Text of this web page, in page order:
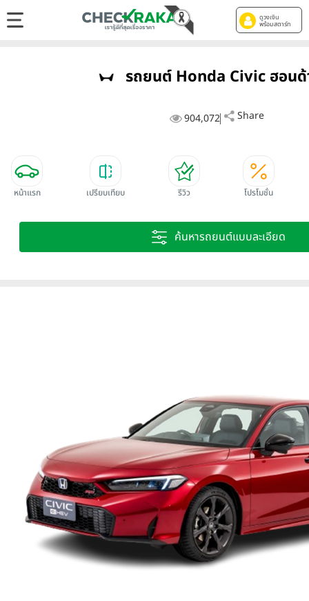
ดูวงเงิน
พร้อมสตาร์ท
รถยนต์ Honda Civic ฮอนด้
904,072 Share
หน้าแรก เปรียบเทียบ รีวิว โปรโมชั่น
ค้นหารถยนต์แบบละเอียด